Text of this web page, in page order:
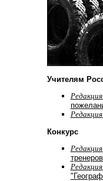
Учителям
Редакция
Редакция
Конкурс
Редакция
Редакция